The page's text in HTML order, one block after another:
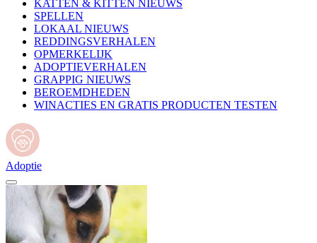
KATTEN & KITTEN NIEUWS
SPELLEN
LOKAAL NIEUWS
REDDINGSVERHALEN
OPMERKELIJK
ADOPTIEVERHALEN
GRAPPIG NIEUWS
BEROEMDHEDEN
WINACTIES EN GRATIS PRODUCTEN TESTEN
Adoptie